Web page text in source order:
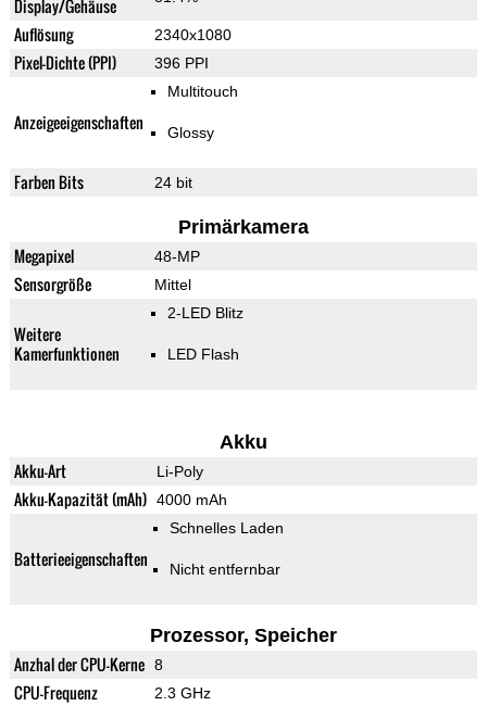
Display/Gehäuse
Auflösung 2340x1080
Pixel-Dichte (PPI) 396 PPI
Anzeigeeigenschaften
Multitouch
Glossy
Farben Bits 24 bit
Primärkamera
Megapixel 48-MP
Sensorgröße Mittel
Weitere
Kamerfunktionen
2-LED Blitz
LED Flash
Akku
Akku-Art Li-Poly
Akku-Kapazität (mAh) 4000 mAh
Batterieeigenschaften
Schnelles Laden
Nicht entfernbar
Prozessor, Speicher
Anzhal der CPU-Kerne 8
CPU-Frequenz 2.3 GHz